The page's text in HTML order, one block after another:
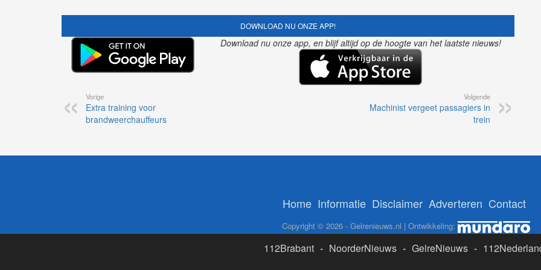
DOWNLOAD NU ONZE APP!
Download nu onze app, en blijf altijd op de hoogte van het laatste nieuws!
Vorige
Extra training voor
brandweerchauffeurs
Volgende
Machinist vergeet passagiers in
trein
Home Informatie Disclaimer Adverteren Contact
Copyright © 2026 - Gelrenieuws.nl | Ontwikkeling:
112Brabant - NoorderNieuws - GelreNieuws -